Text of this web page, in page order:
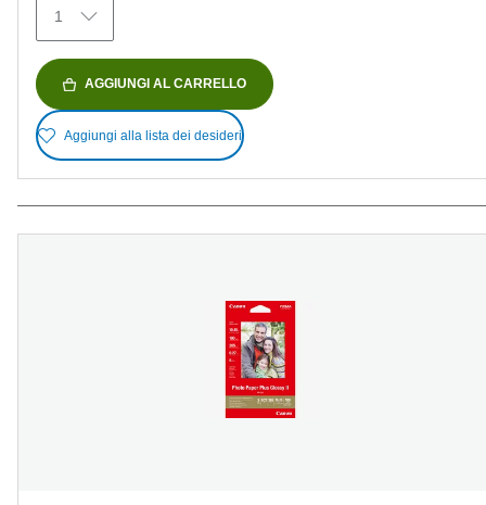
1
AGGIUNGI AL CARRELLO
Aggiungi alla lista dei desideri